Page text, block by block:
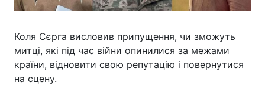
Коля Сєрга висловив припущення, чи зможуть
митці, які під час війни опинилися за межами
країни, відновити свою репутацію і повернутися
на сцену.